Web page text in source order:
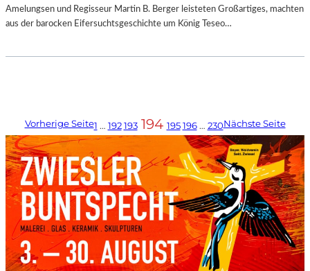
Amelungsen und Regisseur Martin B. Berger leisteten Großartiges, machten
aus der barocken Eifersuchtsgeschichte um König Teseo…
Vorherige Seite1 … 192 193 194 195 196 … 230Nächste Seite